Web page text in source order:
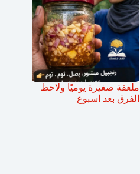
ملعقة صغيرة يوميًا ولاحظ
الفرق بعد اسبوع